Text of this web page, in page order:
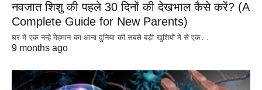
नवजात शिशु की पहले 30 दिनों की देखभाल कैसे करें? (A
Complete Guide for New Parents)
घर में एक नन्हे मेहमान का आना दुनिया की सबसे बड़ी खुशियों में से एक…
9 months ago